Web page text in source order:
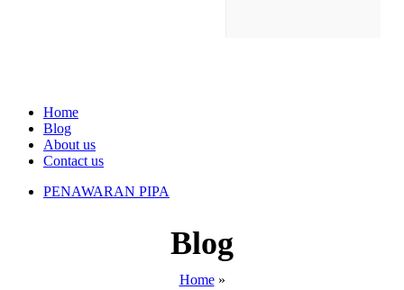
Home
Blog
About us
Contact us
PENAWARAN PIPA
Blog
Home»